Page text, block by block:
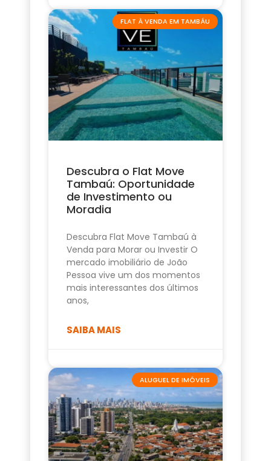
FLAT À VENDA EM TAMBÁU
Descubra o Flat Move
Tambaú: Oportunidade
de Investimento ou
Moradia
Descubra Flat Move Tambaú à
Venda para Morar ou Investir O
mercado imobiliário de João
Pessoa vive um dos momentos
mais interessantes dos últimos
anos,
SAIBA MAIS
ALUGUEL DE IMÓVEIS